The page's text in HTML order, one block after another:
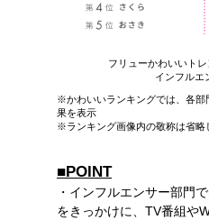
フリューかわいいト
インフルエ
※かわいいランキングでは、各部
果を表示
※ランキング画像内の敬称は省略
■POINT
・インフルエンサー部門
をきっかけに、TV番組や